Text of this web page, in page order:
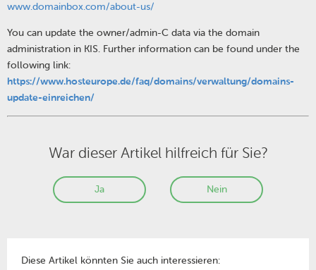
www.domainbox.com/about-us/
You can update the owner/admin-C data via the domain
administration in KIS. Further information can be found under the
following link:
https://www.hosteurope.de/faq/domains/verwaltung/domains-
update-einreichen/
War dieser Artikel hilfreich für Sie?
Ja Nein
Diese Artikel könnten Sie auch interessieren: